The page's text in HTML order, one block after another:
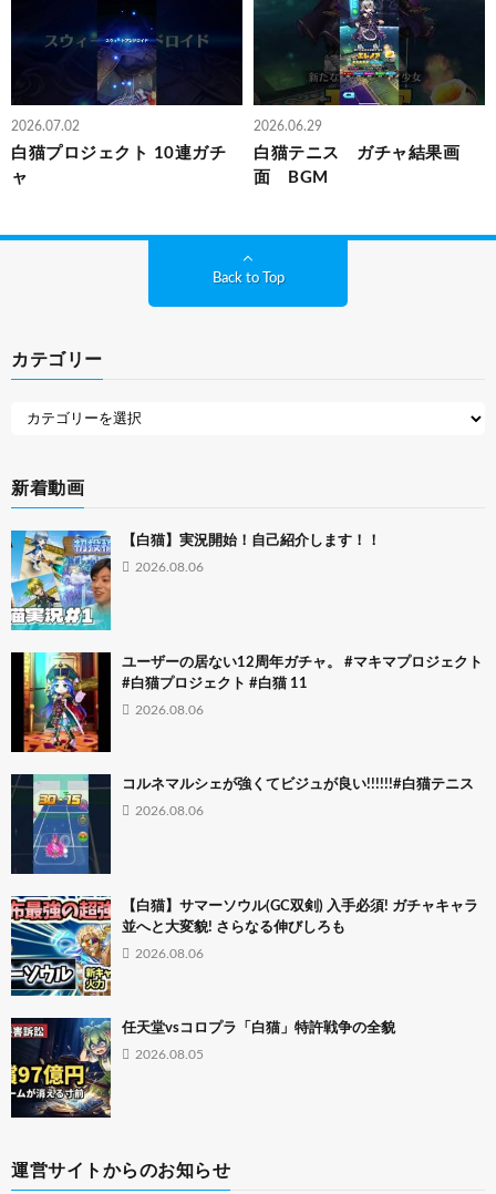
2026.07.02
白猫プロジェクト 10連ガチ
ャ
2026.06.29
白猫テニス ガチャ結果画
面 BGM
Back to Top
カテゴリー
新着動画
【白猫】実況開始！自己紹介します！！
2026.08.06
ユーザーの居ない12周年ガチャ。 #マキマプロジェクト
#白猫プロジェクト #白猫 11
2026.08.06
コルネマルシェが強くてビジュが良い!!!!!!#白猫テニス
2026.08.06
【白猫】サマーソウル(GC双剣) 入手必須! ガチャキャラ
並へと大変貌! さらなる伸びしろも
2026.08.06
任天堂vsコロプラ「白猫」特許戦争の全貌
2026.08.05
運営サイトからのお知らせ